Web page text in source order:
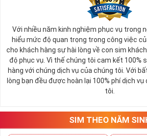
Bạn có thể tùy vào tình hình tài chính mà
giá trị của sim từ cao đến thấp để dễ bề
SALE OFFcó thể vào khoảng 30 - 50%
thường.
Các đại lý sim số khi đã gom vào quá
hình bán không quá khả quan sẽ thanh
của mình, việc mua được sim tốt giá
Hiện nay bất cứ đại lý nào cũng đều có
giá, sim giá rẻ như vậy nên bạn hãy
Với nhiều năm kinh nghiệm phục vụ trong
hiểu mức độ quan trọng trong công việc
cho khách hàng sự hài lòng về con sim
độ phục vụ. Vì thế chúng tôi cam kết 100%
hàng với chúng dịch vụ của chúng tôi. Với
lòng bạn đều được hoàn lại 100% phí dịch
tôi.
SIM THEO NĂM